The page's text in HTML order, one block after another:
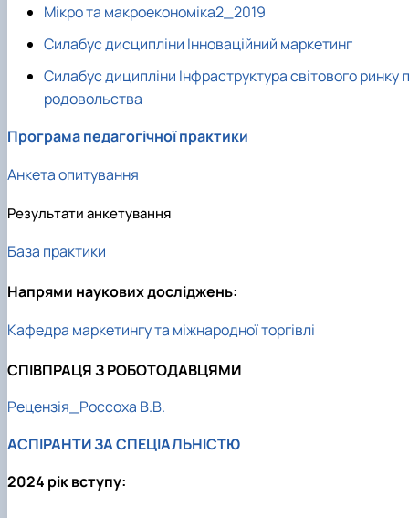
Мікро та макроекономіка2_2019
Силабус дисципліни Інноваційний маркетинг
Силабус диципліни Інфраструктура світового ринку п
родовольства
Програма педагогічної практики
Анкета опитування
Результати анкетування
База практики
Напрями наукових досліджень:
Кафедра маркетингу та міжнародної торгівлі
СПІВПРАЦЯ З РОБОТОДАВЦЯМИ
Рецензія_Россоха В.В.
АСПІРАНТИ ЗА СПЕЦІАЛЬНІСТЮ
2024 рік вступу: